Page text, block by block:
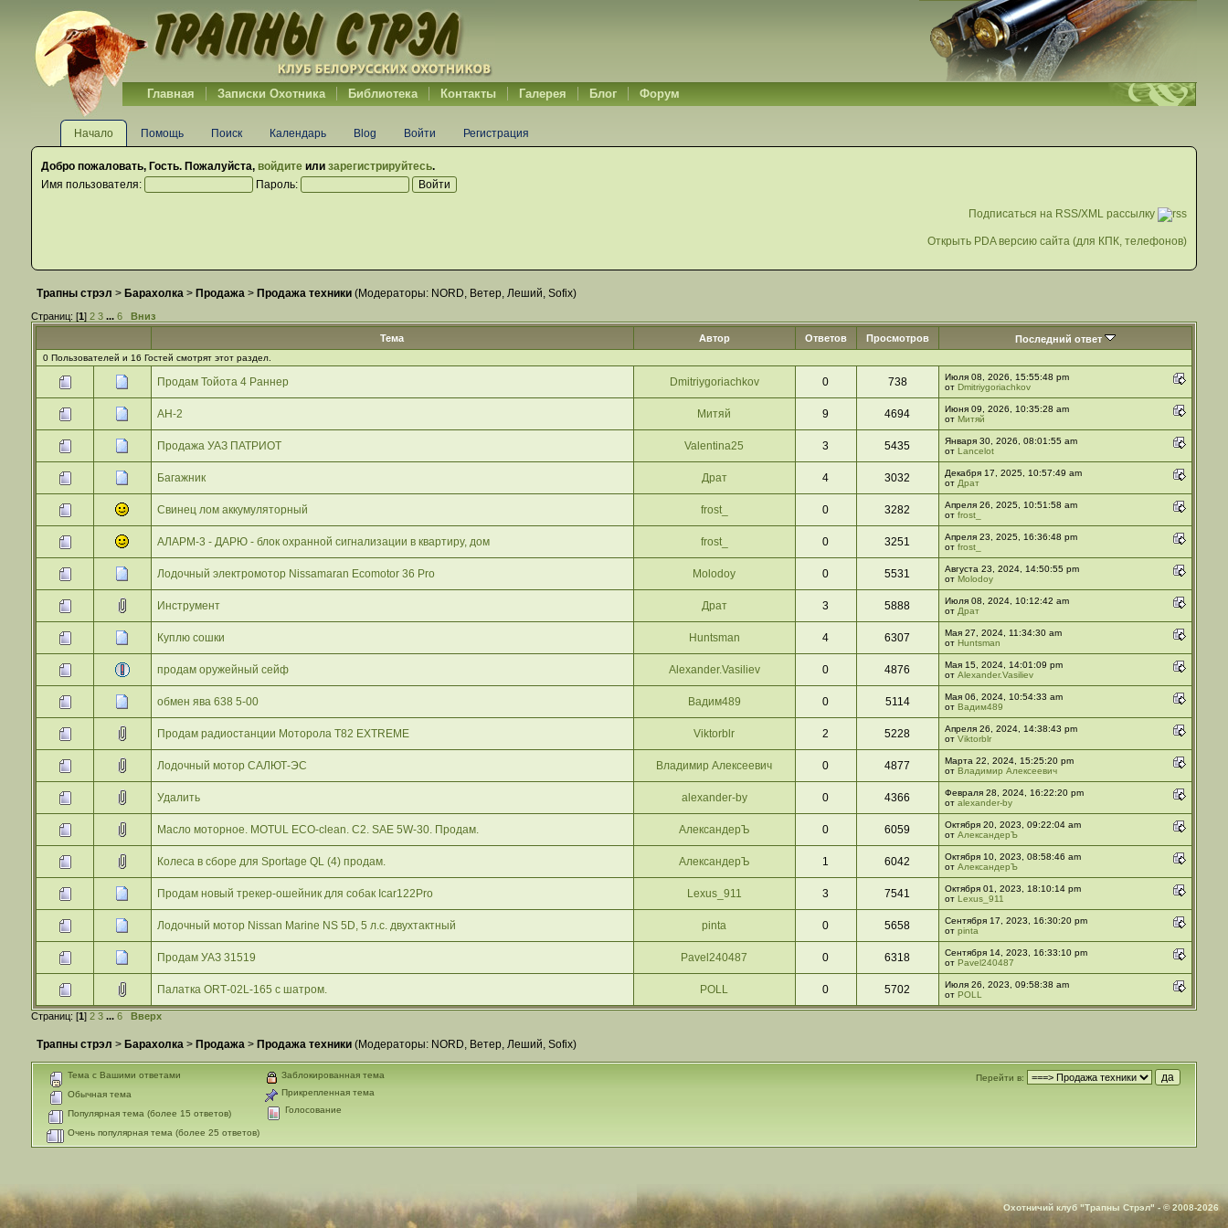
Главная Записки Охотника Библиотека Контакты Галерея Блог Форум
Начало Помощь Поиск Календарь Blog Войти Регистрация
Добро пожаловать, Гость. Пожалуйста, войдитеили зарегистрируйтесь.
Имя пользователя:
Пароль:
Подписаться на RSS/XML рассылку
Открыть PDA версию сайта (для КПК, телефонов)
Трапны стрэл > Барахолка> Продажа> Продажа техники (Модераторы: NORD, Ветер, Леший, Sofix)
Страниц: [1] 2 3 ... 6
Вниз
Тема
Автор Ответов Просмотров Последний ответ
0 Пользователей и 16 Гостей смотрят этот раздел.
Продам Тойота 4 Раннер Dmitriygoriachkov 0 738
Июля 08, 2026, 15:55:48 pm
от Dmitriygoriachkov
АН-2 Митяй 9 4694
Июня 09, 2026, 10:35:28 am
от Митяй
Продажа УАЗ ПАТРИОТ Valentina25 3 5435
Января 30, 2026, 08:01:55 am
от Lancelot
Багажник Драт 4 3032
Декабря 17, 2025, 10:57:49 am
от Драт
Свинец лом аккумуляторный frost_ 0 3282
Апреля 26, 2025, 10:51:58 am
от frost_
АЛАРМ-3 - ДАРЮ - блок охранной сигнализации в квартиру, дом frost_ 0 3251
Апреля 23, 2025, 16:36:48 pm
от frost_
Лодочный электромотор Nissamaran Ecomotor 36 Pro Molodoy 0 5531
Августа 23, 2024, 14:50:55 pm
от Molodoy
Инструмент Драт 3 5888
Июля 08, 2024, 10:12:42 am
от Драт
Куплю сошки Huntsman 4 6307
Мая 27, 2024, 11:34:30 am
от Huntsman
продам оружейный сейф Alexander.Vasiliev 0 4876
Мая 15, 2024, 14:01:09 pm
от Alexander.Vasiliev
обмен ява 638 5-00 Вадим489 0 5114
Мая 06, 2024, 10:54:33 am
от Вадим489
Продам радиостанции Моторола T82 EXTREME Viktorblr 2 5228
Апреля 26, 2024, 14:38:43 pm
от Viktorblr
Лодочный мотор САЛЮТ-ЭС Владимир Алексеевич 0 4877
Марта 22, 2024, 15:25:20 pm
от Владимир Алексеевич
Удалить alexander-by 0 4366
Февраля 28, 2024, 16:22:20 pm
от alexander-by
Масло моторное. MOTUL ECO-clean. C2. SAE 5W-30. Продам. АлександерЪ 0 6059
Октября 20, 2023, 09:22:04 am
от АлександерЪ
Колеса в сборе для Sportage QL (4) продам. АлександерЪ 1 6042
Октября 10, 2023, 08:58:46 am
от АлександерЪ
Продам новый трекер-ошейник для собак Icar122Pro Lexus_911 3 7541
Октября 01, 2023, 18:10:14 pm
от Lexus_911
Лодочный мотор Nissan Marine NS 5D, 5 л.с. двухтактный pinta 0 5658
Сентября 17, 2023, 16:30:20 pm
от pinta
Продам УАЗ 31519 Pavel240487 0 6318
Сентября 14, 2023, 16:33:10 pm
от Pavel240487
Палатка ОRТ-02L-165 с шатром. POLL 0 5702
Июля 26, 2023, 09:58:38 am
от POLL
Страниц: [1] 2 3 ... 6 Вверх
Трапны стрэл > Барахолка> Продажа> Продажа техники (Модераторы: NORD, Ветер, Леший, Sofix)
Перейти в:
Тема с Вашими ответами
Обычная тема
Популярная тема (более 15 ответов)
Очень популярная тема (более 25 ответов)
Заблокированная тема
Прикрепленная тема
Голосование
Охотничий клуб "Трапны Стрэл" - © 2008-2026